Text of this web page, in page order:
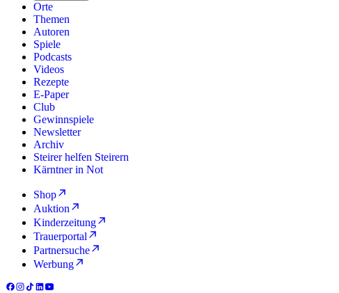
Orte
Themen
Autoren
Spiele
Podcasts
Videos
Rezepte
E-Paper
Club
Gewinnspiele
Newsletter
Archiv
Steirer helfen Steirern
Kärntner in Not
Shop
Auktion
Kinderzeitung
Trauerportal
Partnersuche
Werbung